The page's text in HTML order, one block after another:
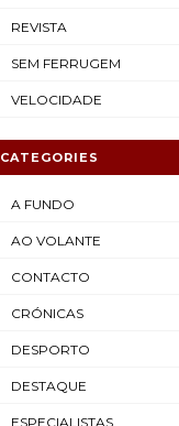
REVISTA
SEM FERRUGEM
VELOCIDADE
CATEGORIES
A FUNDO
AO VOLANTE
CONTACTO
CRÓNICAS
DESPORTO
DESTAQUE
ESPECIALISTAS